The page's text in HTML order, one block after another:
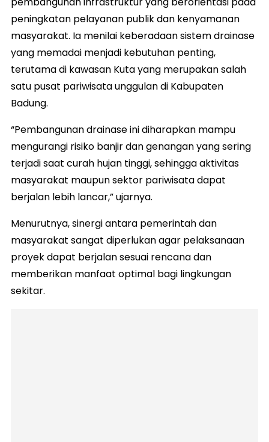
peningkatan pelayanan publik dan kenyamanan
masyarakat. Ia menilai keberadaan sistem drainase
yang memadai menjadi kebutuhan penting,
terutama di kawasan Kuta yang merupakan salah
satu pusat pariwisata unggulan di Kabupaten
Badung.
“Pembangunan drainase ini diharapkan mampu
mengurangi risiko banjir dan genangan yang sering
terjadi saat curah hujan tinggi, sehingga aktivitas
masyarakat maupun sektor pariwisata dapat
berjalan lebih lancar,” ujarnya.
Menurutnya, sinergi antara pemerintah dan
masyarakat sangat diperlukan agar pelaksanaan
proyek dapat berjalan sesuai rencana dan
memberikan manfaat optimal bagi lingkungan
sekitar.